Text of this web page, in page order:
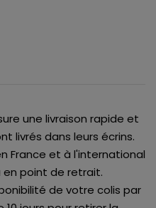
une livraison rapide et
livrés dans leurs écrins.
France et à l'international
en point de retrait.
de votre colis par